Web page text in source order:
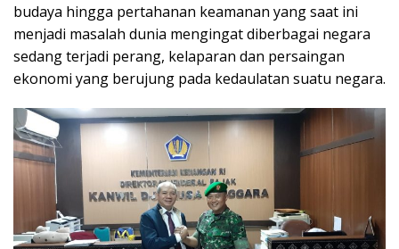
budaya hingga pertahanan keamanan yang saat ini
menjadi masalah dunia mengingat diberbagai negara
sedang terjadi perang, kelaparan dan persaingan
ekonomi yang berujung pada kedaulatan suatu negara.